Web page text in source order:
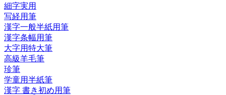
細字実用
写経用筆
漢字一般半紙用筆
漢字条幅用筆
大字用特大筆
高級羊毛筆
珍筆
学童用半紙筆
漢字 書き初め用筆